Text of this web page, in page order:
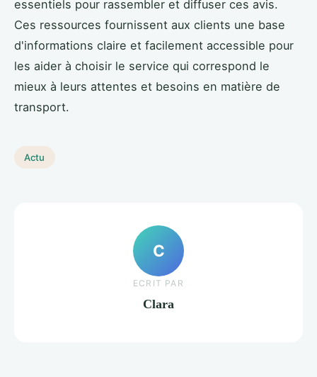
essentiels pour rassembler et diffuser ces avis.
Ces ressources fournissent aux clients une base
d'informations claire et facilement accessible pour
les aider à choisir le service qui correspond le
mieux à leurs attentes et besoins en matière de
transport.
Actu
C
ECRIT PAR
Clara